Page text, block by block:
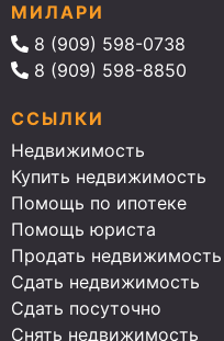
МИЛАРИ
8 (909) 598-0738
8 (909) 598-8850
ССЫЛКИ
Недвижимость
Купить недвижимость
Помощь по ипотеке
Помощь юриста
Продать недвижимость
Сдать недвижимость
Сдать посуточно
Снять недвижимость